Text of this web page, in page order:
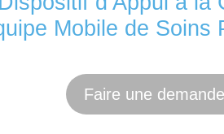
Mobile de Soins
Faire une